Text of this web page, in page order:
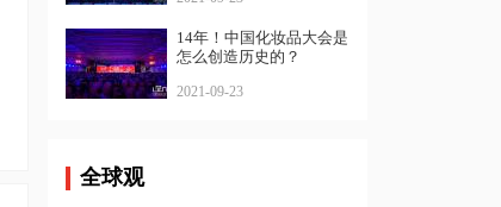
14年！中国化妆品大会是
怎么创造历史的？
2021-09-23
全球观